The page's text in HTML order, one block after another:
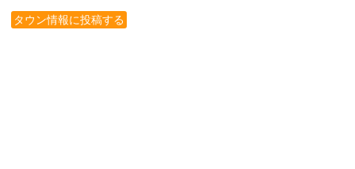
タウン情報に投稿する